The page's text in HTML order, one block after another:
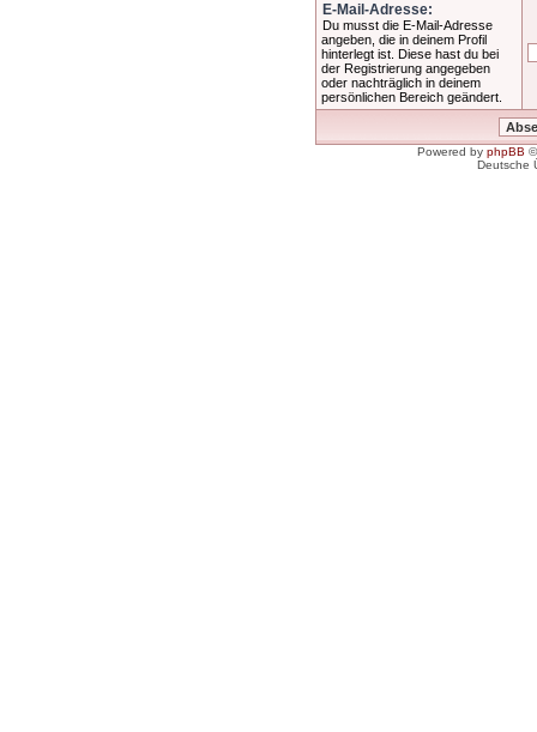
E-Mail-Adresse:
Du musst die E-Mail-Adresse
angeben, die in deinem Profil
hinterlegt ist. Diese hast du bei
der Registrierung angegeben
oder nachträglich in deinem
persönlichen Bereich geändert.
Powered by phpBB
Deutsche